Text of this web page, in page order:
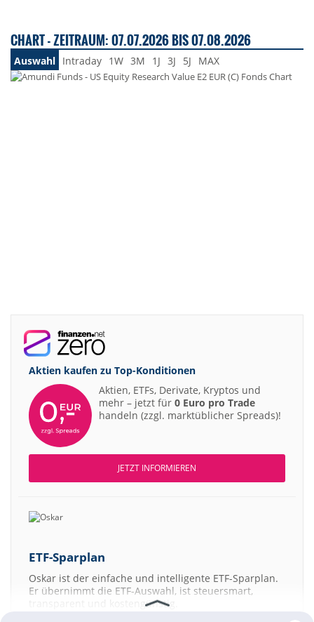
CHART - ZEITRAUM: 07.07.2026 BIS 07.08.2026
Auswahl Intraday 1W 3M 1J 3J 5J MAX
Aktien kaufen zu Top-Konditionen
Aktien, ETFs, Derivate, Kryptos und
mehr – jetzt für 0 Euro pro Trade
handeln (zzgl. marktüblicher Spreads)!
JETZT INFORMIEREN
ETF-Sparplan
Oskar ist der einfache und intelligente ETF-Sparplan.
Er übernimmt die ETF-Auswahl, ist steuersmart,
transparent und kostengünstig.